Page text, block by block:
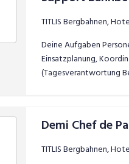
TITLIS Bergbahnen,
Deine Aufgaben
Einsatzplanung,
(Tagesverantwortung
Demi Chef de
TITLIS Bergbahnen,